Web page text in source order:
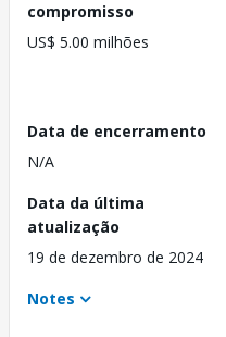
compromisso
US$ 5.00 milhões
Data de encerramento
N/A
Data da última
atualização
19 de dezembro de 2024
Notes